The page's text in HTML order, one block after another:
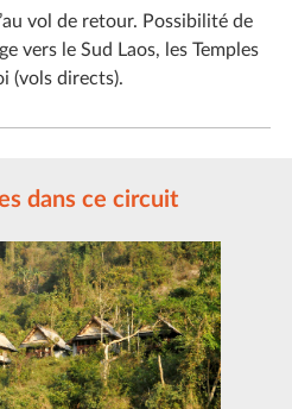
vol de retour. Possibilité de
vers le Sud Laos, les Temples
(vols directs).
dans ce circuit